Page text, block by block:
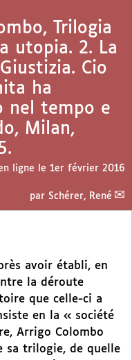
Trilogia
utopia. 2. La
Cio
ha
nel tempo e
Milan,
ligne le 1er février 2016
par Schérer, René
avoir établi, en
la déroute
que celle-ci a
en la « société
Arrigo Colombo
sa trilogie, de quelle